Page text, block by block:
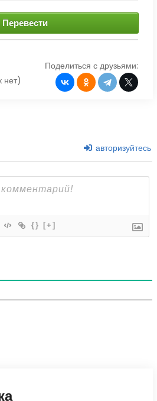
Перевести
нет)
Поделиться с друзьями:
авторизуйтесь
{} [+]